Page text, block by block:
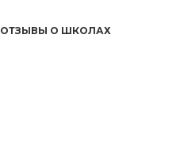
ОТЗЫВЫ О ШКОЛАХ